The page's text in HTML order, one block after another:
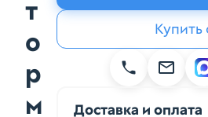
т
о
р
м
Купить
Доставка и оплата